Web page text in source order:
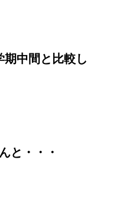
中間と比較し
と・・・